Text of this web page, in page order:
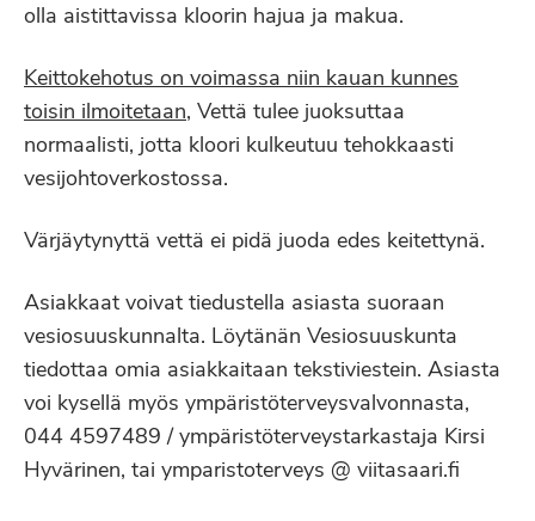
olla aistittavissa kloorin hajua ja makua.
Keittokehotus on voimassa niin kauan kunnes
toisin ilmoitetaan, Vettä tulee juoksuttaa
normaalisti, jotta kloori kulkeutuu tehokkaasti
vesijohtoverkostossa.
Värjäytynyttä vettä ei pidä juoda edes keitettynä.
Asiakkaat voivat tiedustella asiasta suoraan
vesiosuuskunnalta. Löytänän Vesiosuuskunta
tiedottaa omia asiakkaitaan tekstiviestein. Asiasta
voi kysellä myös ympäristöterveysvalvonnasta,
044 4597489 / ympäristöterveystarkastaja Kirsi
Hyvärinen, tai ymparistoterveys @ viitasaari.fi